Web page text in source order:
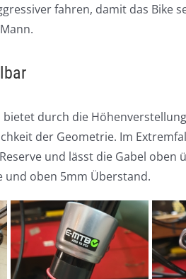
fahren, damit das Bike
durch die
der Geometrie. Im
und lässt die Gabel
oben 5mm Überstand.